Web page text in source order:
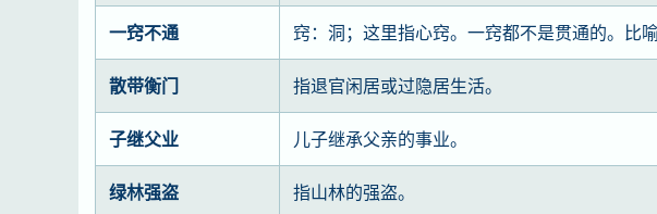
一窍不通 窍：洞；这里指心窍。一窍都不是贯通的。比
散带衡门 指退官闲居或过隐居生活。
子继父业 儿子继承父亲的事业。
绿林强盗 指山林的强盗。